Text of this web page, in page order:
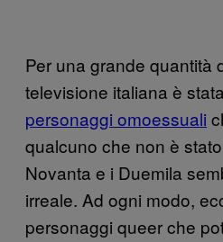
Per una grande quantità
televisione italiana è
personaggi omoessuali
qualcuno che non è
Novanta e i Duemila
irreale. Ad ogni modo,
personaggi queer che